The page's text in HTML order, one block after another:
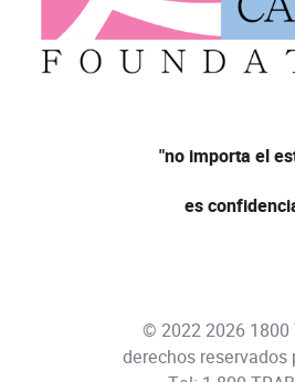
"no importa el
es
© 2022 2026 1800
derechos reservados